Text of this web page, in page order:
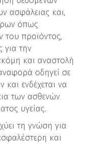
ασφάλειας και,
όπως
προϊόντος,
για την
και αναστολή
οδηγεί σε
ενδέχεται να
των ασθενών
υγείας.
τη γνώση για
και